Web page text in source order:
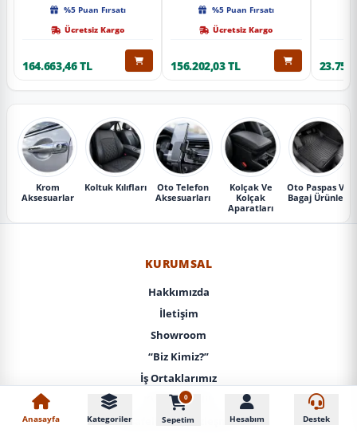
%5 Puan Fırsatı
Ücretsiz Kargo
164.663,46 TL
%5 Puan Fırsatı
Ücretsiz Kargo
156.202,03 TL
Krom
Aksesuarlar
Koltuk Kılıfları
Oto Telefon
Aksesuarları
Kolçak Ve
Kolçak
Aparatları
Oto Paspas Ve
Bagaj Ürünleri
KURUMSAL
Hakkımızda
İletişim
Showroom
“Biz Kimiz?”
İş Ortaklarımız
KVKK / Gizlilik
Mesafeli Satış Sözleşmesi
Anasayfa Kategoriler
0
Sepetim Hesabım Destek